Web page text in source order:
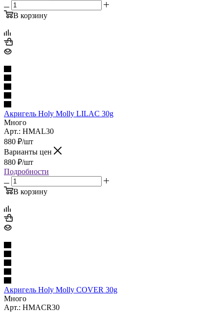
В корзину
Акригель Holy Molly LILAC 30g
Много
Арт.: HMAL30
880 ₽/шт
Варианты цен
880 ₽/шт
Подробности
В корзину
Акригель Holy Molly COVER 30g
Много
Арт.: HMACR30